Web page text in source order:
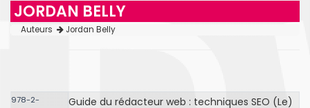
JORDAN BELLY
Auteurs Jordan Belly
978-2-
Guide du rédacteur web : techniques SEO (Le)